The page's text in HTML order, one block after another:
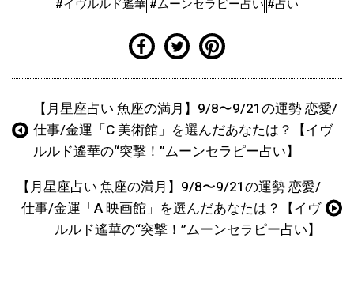
#イヴルルド遙華 #ムーンセラピー占い #占い
【月星座占い 魚座の満月】9/8〜9/21の運勢 恋愛/
仕事/金運「C 美術館」を選んだあなたは？【イヴ
ルルド遙華の“突撃！”ムーンセラピー占い】
【月星座占い 魚座の満月】9/8〜9/21の運勢 恋愛/
仕事/金運「A 映画館」を選んだあなたは？【イヴ
ルルド遙華の“突撃！”ムーンセラピー占い】